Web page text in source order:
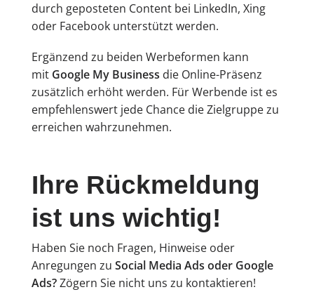
durch geposteten Content bei LinkedIn, Xing
oder Facebook unterstützt werden.
Ergänzend zu beiden Werbeformen kann
mit Google My Business die Online-Präsenz
zusätzlich erhöht werden. Für Werbende ist es
empfehlenswert jede Chance die Zielgruppe zu
erreichen wahrzunehmen.
Ihre Rückmeldung
ist uns wichtig!
Haben Sie noch Fragen, Hinweise oder
Anregungen zu Social Media Ads oder Google
Ads?Zögern Sie nicht uns zu kontaktieren!